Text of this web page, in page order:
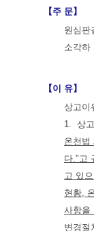
【주 문】
원심판
소각하
【이 유】
상고이
1. 상
온천법
다."고
고 있
현황,
사항을
변경절